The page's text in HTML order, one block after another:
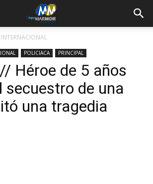
INTERNACIONAL
POLICIACA PRINCIPAL
Héroe de 5 años
de una
una tragedia